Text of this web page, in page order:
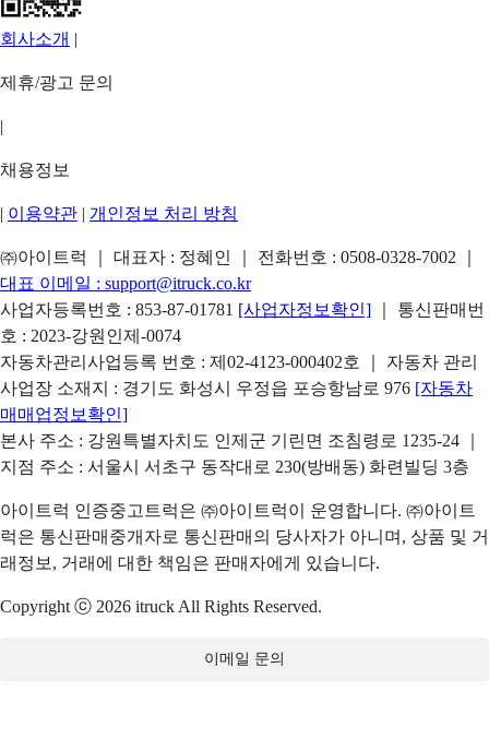
회사소개 |
제휴/광고 문의
|
채용정보
| 이용약관 | 개인정보 처리 방침
㈜아이트럭 ｜ 대표자 : 정혜인 ｜ 전화번호 : 0508-0328-7002
대표 이메일 : support@itruck.co.kr
사업자등록번호 : 853-87-01781 [사업자정보확인]
｜ 통신판매번
호 : 2023-강원인제-0074
자동차관리사업등록 번호 : 제02-4123-000402호 ｜ 자동차 관리
사업장 소재지 : 경기도 화성시 우정읍 포승항남로 976 [자동차
매매업정보확인]
본사 주소 : 강원특별자치도 인제군 기린면 조침령로 1235-24 ｜
지점 주소 : 서울시 서초구 동작대로 230(방배동) 화련빌딩 3층
아이트럭 인증중고트럭은 ㈜아이트럭이 운영합니다. ㈜아이트
럭은 통신판매중개자로 통신판매의 당사자가 아니며, 상품 및 거
래정보, 거래에 대한 책임은 판매자에게 있습니다.
Copyright ⓒ 2026 itruck All Rights Reserved.
이메일 문의